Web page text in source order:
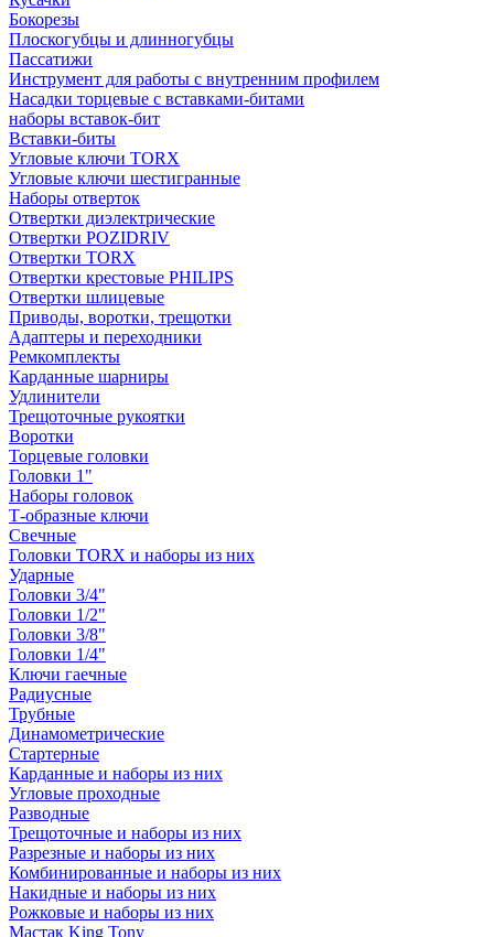
Бокорезы
Плоскогубцы и длинногубцы
Пассатижи
Инструмент для работы с внутренним профилем
Насадки торцевые с вставками-битами
наборы вставок-бит
Вставки-биты
Угловые ключи TORX
Угловые ключи шестигранные
Наборы отверток
Отвертки диэлектрические
Отвертки POZIDRIV
Отвертки TORX
Отвертки крестовые PHILIPS
Отвертки шлицевые
Приводы, воротки, трещотки
Адаптеры и переходники
Ремкомплекты
Карданные шарниры
Удлинители
Трещоточные рукоятки
Воротки
Торцевые головки
Головки 1"
Наборы головок
Т-образные ключи
Свечные
Головки TORX и наборы из них
Ударные
Головки 3/4"
Головки 1/2"
Головки 3/8"
Головки 1/4"
Ключи гаечные
Радиусные
Трубные
Динамометрические
Стартерные
Карданные и наборы из них
Угловые проходные
Разводные
Трещоточные и наборы из них
Разрезные и наборы из них
Комбинированные и наборы из них
Накидные и наборы из них
Рожковые и наборы из них
Мастак King Tony